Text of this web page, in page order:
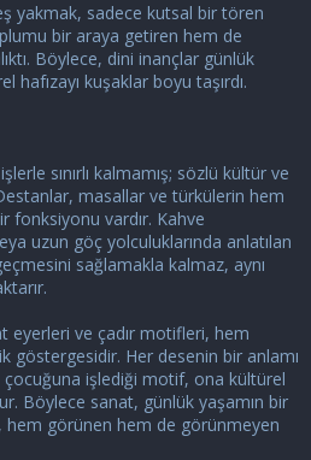
yakmak, sadece kutsal bir tören
bir araya getiren hem de
Böylece, dini inançlar günlük
kuşaklar boyu taşırdı.
sınırlı kalmamış; sözlü kültür ve
masallar ve türkülerin hem
fonksiyonu vardır. Kahve
uzun göç yolculuklarında anlatılan
sağlamakla kalmaz, aynı
eyerleri ve çadır motifleri, hem
göstergesidir. Her desenin bir anlamı
çocuğuna işlediği motif, ona kültürel
Böylece sanat, günlük yaşamın bir
hem görünen hem de görünmeyen